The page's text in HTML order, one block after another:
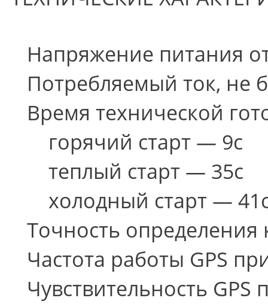
Напряжение питания
Потребляемый ток, не
Время технической
горячий старт — 9с
теплый старт — 35с
холодный старт —
Точность определения
Частота работы GPS
Чувствительность